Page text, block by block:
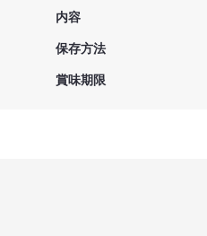
内容
保存方法
賞味期限